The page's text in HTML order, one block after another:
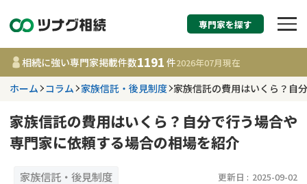
相続税申告・相続手
す
都道府県を選択
事務所 1191
専門家を探す
相続に強い専門家掲載件数1191 件2026年07月現在
ホーム コラム 家族信託・後見制度 家族信託の費用はいくら？自
家族信託の費用はいくら？自分で行う場合や
専門家に依頼する場合の相場を紹介
家族信託・後見制度 更新日 : 2025-09-02